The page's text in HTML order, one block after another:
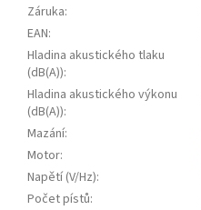
Záruka:
EAN:
Hladina akustického tlaku
(dB(A)):
Hladina akustického výkonu
(dB(A)):
Mazání:
Motor:
Napětí (V/Hz):
Počet pístů: